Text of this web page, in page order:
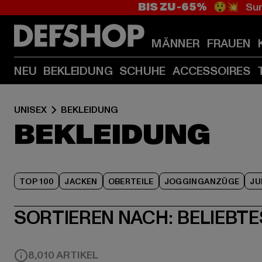
BIS ZU -65% 😲💥
MÄNNER FRAUEN
NEU BEKLEIDUNG SCHUHE ACCESSOIRES
UNISEX BEKLEIDUNG
BEKLEIDUNG
TOP 100 JACKEN OBERTEILE JOGGINGANZÜGE
SORTIEREN NACH:
8,010 ARTIKEL